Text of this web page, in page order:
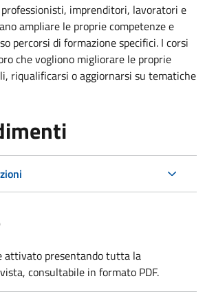
imprenditori, lavoratori e
ampliare le proprie competenze e
percorsi di formazione specifici. I corsi
che vogliono migliorare le proprie
riqualificarsi o aggiornarsi su tematiche
attivato presentando tutta la
consultabile in formato PDF.